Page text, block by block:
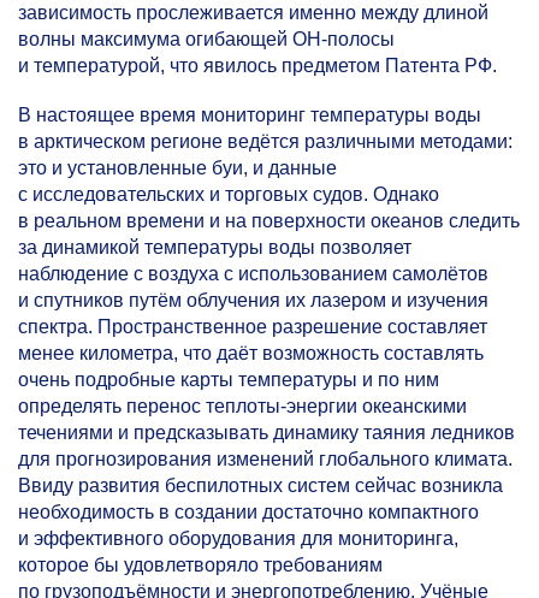
зависимость прослеживается именно между длиной
волны максимума огибающей ОН-полосы
и температурой, что явилось предметом Патента РФ.
В настоящее время мониторинг температуры воды
в арктическом регионе ведётся различными методами:
это и установленные буи, и данные
с исследовательских и торговых судов. Однако
в реальном времени и на поверхности океанов следить
за динамикой температуры воды позволяет
наблюдение с воздуха с использованием самолётов
и спутников путём облучения их лазером и изучения
спектра. Пространственное разрешение составляет
менее километра, что даёт возможность составлять
очень подробные карты температуры и по ним
определять перенос теплоты-энергии океанскими
течениями и предсказывать динамику таяния ледников
для прогнозирования изменений глобального климата.
Ввиду развития беспилотных систем сейчас возникла
необходимость в создании достаточно компактного
и эффективного оборудования для мониторинга,
которое бы удовлетворяло требованиям
по грузоподъёмности и энергопотреблению. Учёные